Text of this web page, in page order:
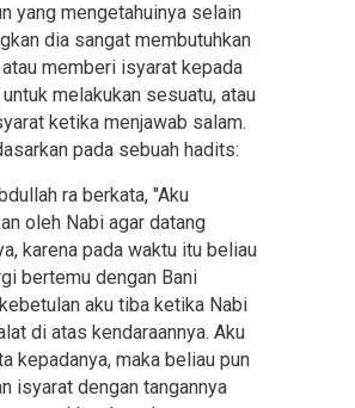
yang mengetahuinya selain
dia sangat membutuhkan
atau memberi isyarat kepada
melakukan sesuatu, atau
ketika menjawab salam.
pada sebuah hadits:
ra berkata, "Aku
oleh Nabi agar datang
karena pada waktu itu beliau
bertemu dengan Bani
aku tiba ketika Nabi
di atas kendaraannya. Aku
kepadanya, maka beliau pun
isyarat dengan tangannya